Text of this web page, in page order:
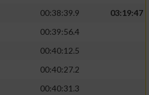
00:38:39.9
03:19:47
00:39:56.4
00:40:12.5
00:40:27.2
00:40:31.3